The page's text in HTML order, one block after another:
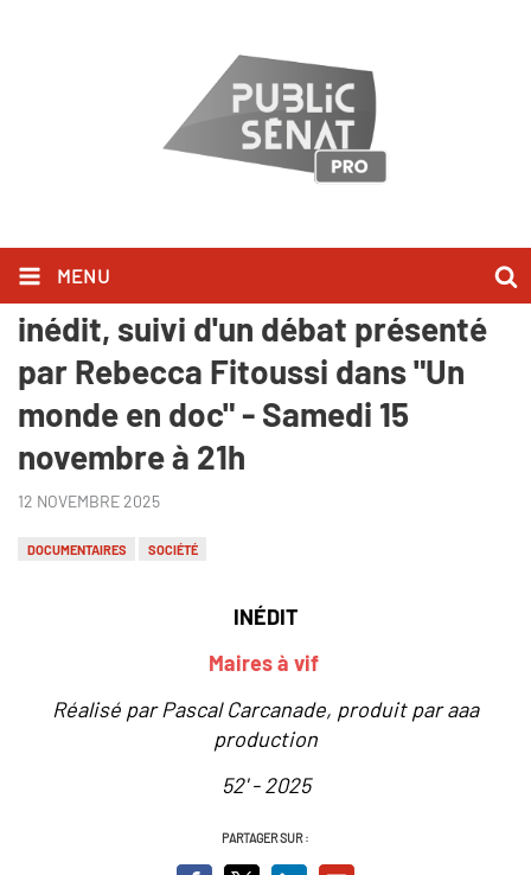
MENU
"Maires à vif" documentaire
inédit, suivi d'un débat présenté
par Rebecca Fitoussi dans "Un
monde en doc" - Samedi 15
novembre à 21h
12 NOVEMBRE 2025
DOCUMENTAIRES SOCIÉTÉ
INÉDIT
Maires à vif
Réalisé par Pascal Carcanade, produit par aaa
production
52' - 2025
PARTAGER SUR :